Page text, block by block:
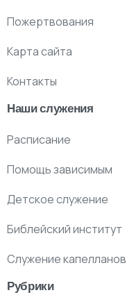
Пожертвования
Карта сайта
Контакты
Наши служения
Расписание
Помощь зависимым
Детское служение
Библейский институт
Служение капелланов
Рубрики